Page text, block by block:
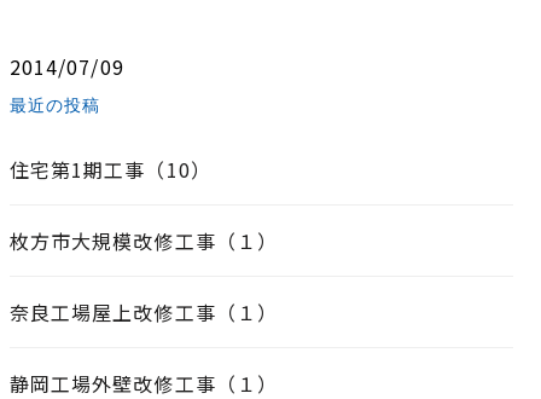
2014/07/09
最近の投稿
住宅第1期工事（10）
枚方市大規模改修工事（１）
奈良工場屋上改修工事（１）
静岡工場外壁改修工事（１）